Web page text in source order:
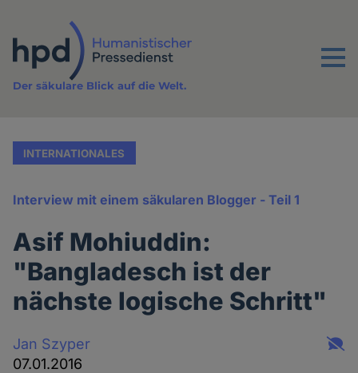
Inhalt
Menu
Der säkulare Blick auf die Welt.
INTERNATIONALES
Interview mit einem säkularen Blogger - Teil 1
Asif Mohiuddin:
"Bangladesch ist der
nächste logische Schritt"
Jan Szyper
07.01.2016